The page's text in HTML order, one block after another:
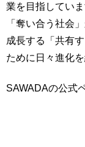
業を目指してい
「奪い合う社会
成長する「共有
ために日々進化
SAWADAの公式